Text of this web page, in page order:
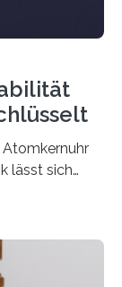
lässt sich